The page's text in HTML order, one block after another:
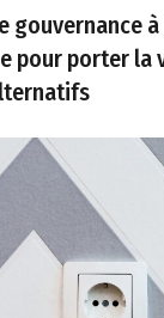
gouvernance à
pour porter la